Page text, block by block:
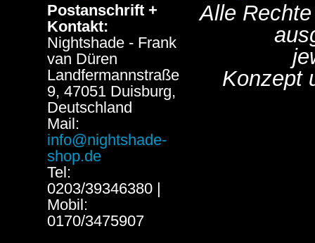
Postanschrift +
Kontakt:
Nightshade - Frank
van Düren
Landfermannstraße
9, 47051 Duisburg,
Deutschland
Mail:
info@nightshade-
shop.de
Tel:
0203/39346380 |
Mobil:
0170/3475907
Alle
Konzept